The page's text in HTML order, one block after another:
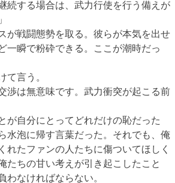
続する場合は、武力行使を行う備えが
が戦闘態勢を取る。彼らが本気を出せ
一瞬で粉砕できる。ここが潮時だっ
言う。
渉は無意味です。武力衝突が起こる前
が自分にとってどれだけの恥だった
水泡に帰す言葉だった。それでも、俺
れたファンの人たちに傷ついてほしく
たちの甘い考えが引き起こしたこと
わなければならない。